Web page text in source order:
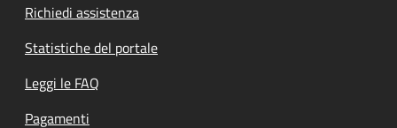
Richiedi assistenza
Statistiche del portale
Leggi le FAQ
Pagamenti